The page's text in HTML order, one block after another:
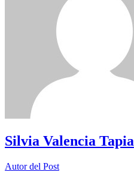
Silvia Valencia Tapia
Autor del Post